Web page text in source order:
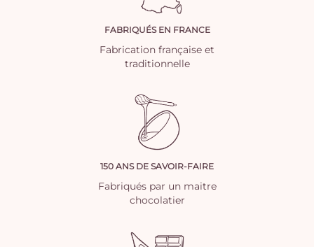
FABRIQUÉS EN FRANCE
Fabrication française et
traditionnelle
150 ANS DE SAVOIR-FAIRE
Fabriqués par un maitre
chocolatier